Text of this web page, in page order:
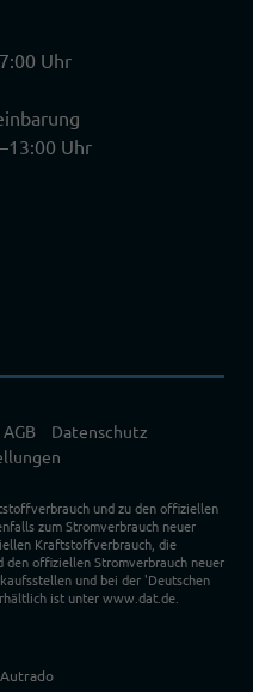
Uhr
Uhr
AGB
Datenschutz
und zu den offiziellen
zum Stromverbrauch neuer
Kraftstoffverbrauch, die
den offiziellen Stromverbrauch neuer
und bei der 'Deutschen
ist unter www.dat.de.